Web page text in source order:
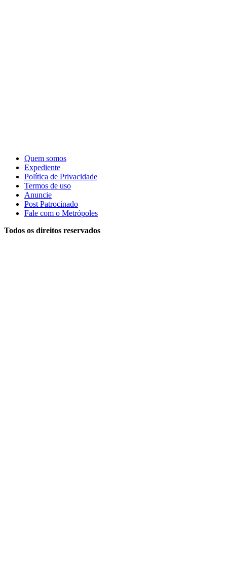
Quem somos
Expediente
Política de Privacidade
Termos de uso
Anuncie
Post Patrocinado
Fale com o Metrópoles
Todos os direitos reservados